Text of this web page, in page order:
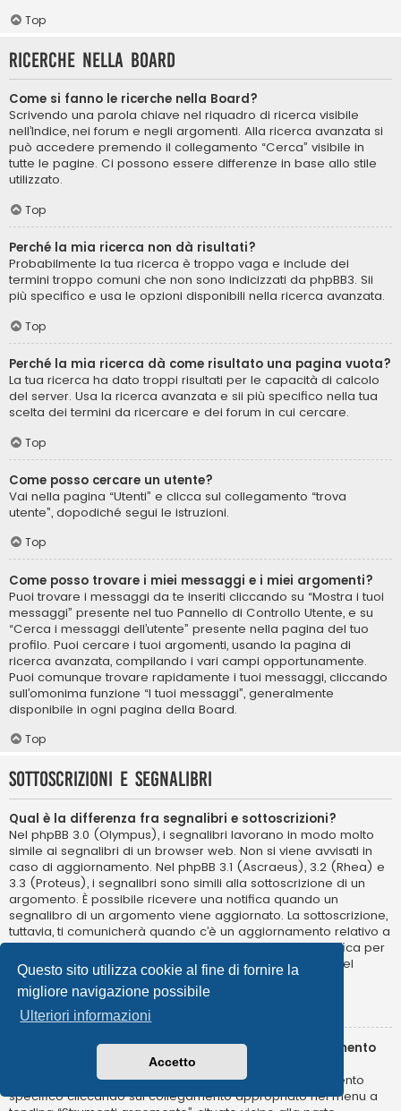
Questo sito utilizza cookie al fine di fornire la
migliore navigazione possibile
Ulteriori informazioni
Accetto
Top
Ricerche nella Board
Come si fanno le ricerche nella Board?
Scrivendo una parola chiave nel riquadro di ricerca visibile
nell’Indice, nei forum e negli argomenti. Alla ricerca avanzata si
può accedere premendo il collegamento “Cerca” visibile in
tutte le pagine. Ci possono essere differenze in base allo stile
utilizzato.
Top
Perché la mia ricerca non dà risultati?
Probabilmente la tua ricerca è troppo vaga e include dei
termini troppo comuni che non sono indicizzati da phpBB3. Sii
più specifico e usa le opzioni disponibili nella ricerca avanzata.
Top
Perché la mia ricerca dà come risultato una pagina vuota?
La tua ricerca ha dato troppi risultati per le capacità di calcolo
del server. Usa la ricerca avanzata e sii più specifico nella tua
scelta dei termini da ricercare e dei forum in cui cercare.
Top
Come posso cercare un utente?
Vai nella pagina “Utenti” e clicca sul collegamento “trova
utente”, dopodiché segui le istruzioni.
Top
Come posso trovare i miei messaggi e i miei argomenti?
Puoi trovare i messaggi da te inseriti cliccando su “Mostra i tuoi
messaggi” presente nel tuo Pannello di Controllo Utente, e su
“Cerca i messaggi dell’utente” presente nella pagina del tuo
profilo. Puoi cercare i tuoi argomenti, usando la pagina di
ricerca avanzata, compilando i vari campi opportunamente.
Puoi comunque trovare rapidamente i tuoi messaggi, cliccando
sull’omonima funzione “I tuoi messaggi”, generalmente
disponibile in ogni pagina della Board.
Top
Sottoscrizioni e segnalibri
Qual è la differenza fra segnalibri e sottoscrizioni?
Nel phpBB 3.0 (Olympus), i segnalibri lavorano in modo molto
simile ai segnalibri di un browser web. Non si viene avvisati in
caso di aggiornamento. Nel phpBB 3.1 (Ascraeus), 3.2 (Rhea) e
3.3 (Proteus), i segnalibri sono simili alla sottoscrizione di un
argomento. È possibile ricevere una notifica quando un
segnalibro di un argomento viene aggiornato. La sottoscrizione,
tuttavia, ti comunicherà quando c’è un aggiornamento relativo a
un argomento o in un forum della Board. Opzioni di notifica per
segnalibri e sottoscrizioni possono essere configurate nel
Pannello di Controllo Utente, alla voce “Preferenze”.
Top
Come posso sottoscrivere un segnalibro o un argomento
Puoi aggiungere ai segnalibri o sottoscrivere un argomento
specifico cliccando sul collegamento appropriato nel menu a